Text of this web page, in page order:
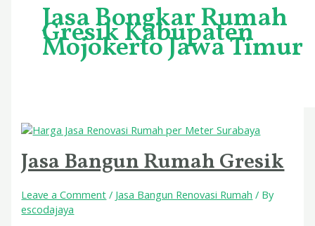
Jasa Bongkar Rumah
Gresik Kabupaten
Mojokerto Jawa Timur
Jasa Bangun Rumah Gresik
Leave a Comment / Jasa Bangun Renovasi Rumah / By
escodajaya